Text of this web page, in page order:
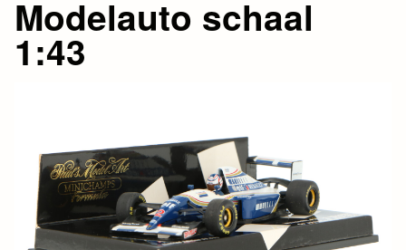
Modelauto schaal
1:43